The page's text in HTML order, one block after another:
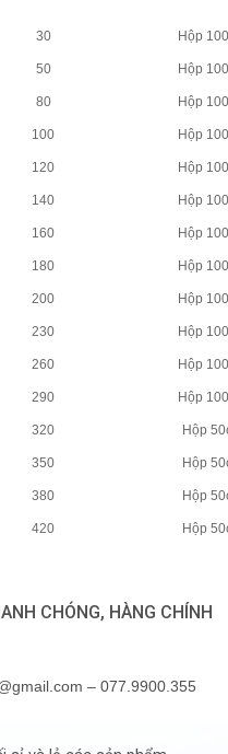
30 Hộp
50 Hộp
80 Hộp
100 Hộp
120 Hộp
140 Hộp
160 Hộp
180 Hộp
200 Hộp
230 Hộp
260 Hộp
290 Hộp
320 Hộp
350 Hộp
380 Hộp
420 Hộp
CHÓNG, HÀNG CHÍNH
– 077.9900.355